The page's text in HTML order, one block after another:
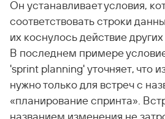
Он устанавливает условия,
соответствовать строки
их коснулось действие
В последнем примере
'sprint planning' уточняет, что
нужно только для встреч с
«планирование спринта».